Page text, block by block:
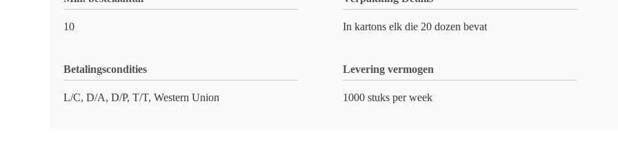
10 In kartons elk die 20 dozen bevat
Betalingscondities
L/C, D/A, D/P, T/T, Western Union
Levering vermogen
1000 stuks per week